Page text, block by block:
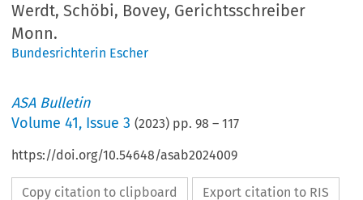
Werdt, Schöbi, Bovey, Gerichtsschreiber
Monn.
Bundesrichterin Escher
ASA Bulletin
Volume41, Issue 3 (2023) pp.98 –117
https://doi.org/10.54648/asab2024009
Copy citation to clipboard Export citation to RIS